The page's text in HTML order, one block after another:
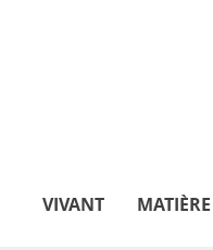
VIVANT MATIÈRE